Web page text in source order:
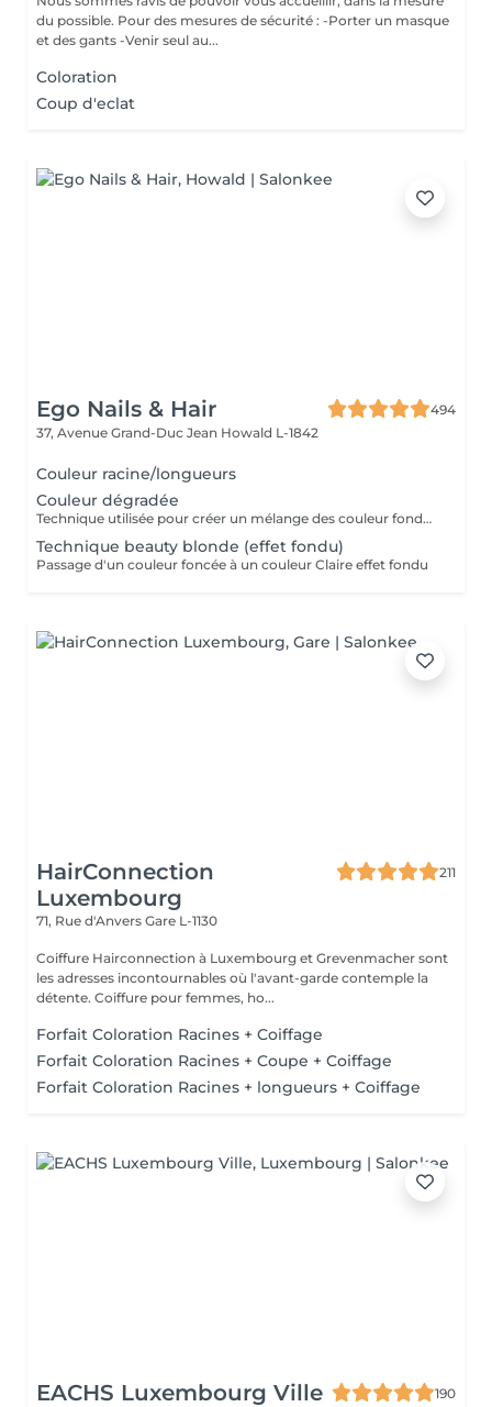
du possible. Pour des mesures de sécurité : -Porter un masque
et des gants -Venir seul au...
Coloration
Coup d'eclat
Ego Nails & Hair
494
37, Avenue Grand-Duc Jean Howald L-1842
Couleur racine/longueurs
Couleur dégradée
Technique utilisée pour créer un mélange des couleur fondue en graduation
Technique beauty blonde (effet fondu)
Passage d'un couleur foncée à un couleur Claire effet fondu
HairConnection
Luxembourg
211
71, Rue d'Anvers Gare L-1130
Coiffure Hairconnection à Luxembourg et Grevenmacher sont
les adresses incontournables où l'avant-garde contemple la
détente. Coiffure pour femmes, ho...
Forfait Coloration Racines + Coiffage
Forfait Coloration Racines + Coupe + Coiffage
Forfait Coloration Racines + longueurs + Coiffage
EACHS Luxembourg Ville
190